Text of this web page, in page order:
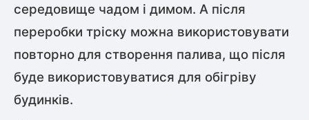
середовище чадом і димом. А після
переробки тріску можна використовувати
повторно для створення палива, що після
буде використовуватися для обігріву
будинків.